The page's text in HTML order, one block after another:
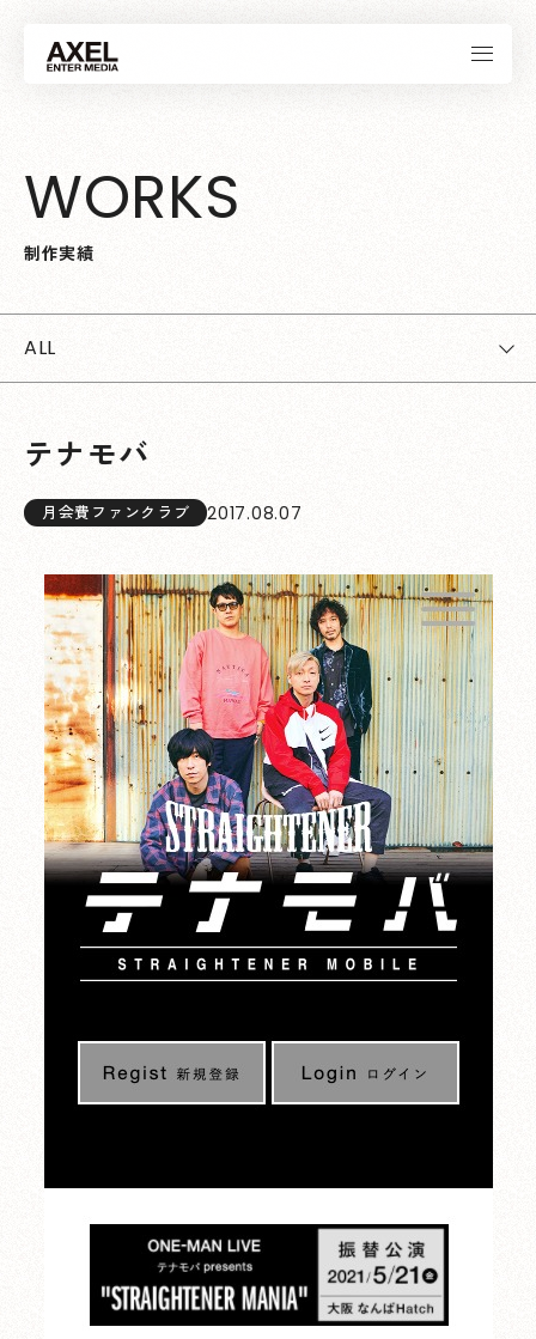
WORKS
制作実績
ALL
テナモバ
月会費ファンクラブ 2017.08.07